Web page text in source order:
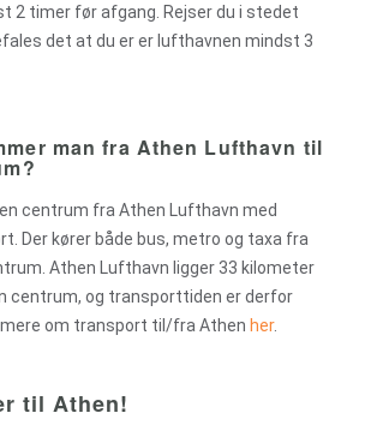
2 timer før afgang. Rejser du i stedet
det at du er er lufthavnen mindst 3
man fra Athen Lufthavn til
centrum fra Athen Lufthavn med
Der kører både bus, metro og taxa fra
Athen Lufthavn ligger 33 kilometer
centrum, og transporttiden er derfor
om transport til/fra Athen her.
til Athen!